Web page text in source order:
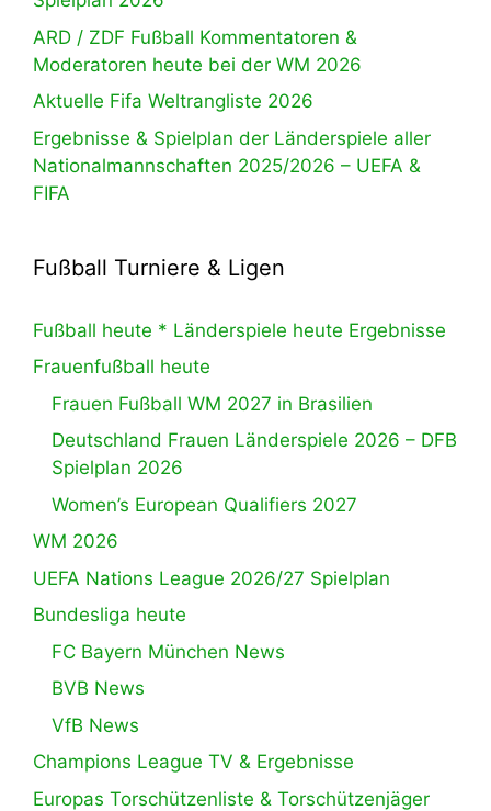
ARD / ZDF Fußball Kommentatoren &
Moderatoren heute bei der WM 2026
Aktuelle Fifa Weltrangliste 2026
Ergebnisse & Spielplan der Länderspiele aller
Nationalmannschaften 2025/2026 – UEFA &
FIFA
Fußball Turniere & Ligen
Fußball heute * Länderspiele heute Ergebnisse
Frauenfußball heute
Frauen Fußball WM 2027 in Brasilien
Deutschland Frauen Länderspiele 2026 – DFB
Spielplan 2026
Women’s European Qualifiers 2027
WM 2026
UEFA Nations League 2026/27 Spielplan
Bundesliga heute
FC Bayern München News
BVB News
VfB News
Champions League TV & Ergebnisse
Europas Torschützenliste & Torschützenjäger